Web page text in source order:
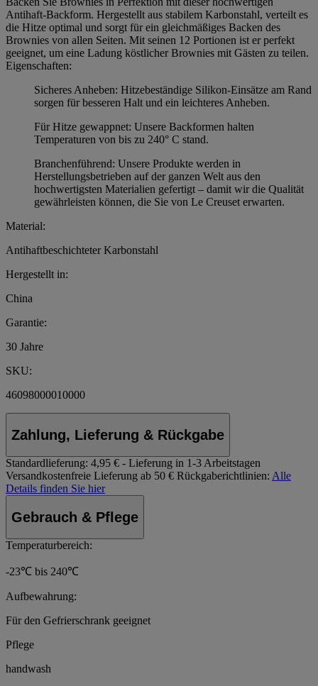
Antihaft-Backform. Hergestellt aus stabilem Karbonstahl, verteilt es
die Hitze optimal und sorgt für ein gleichmäßiges Backen des
Brownies von allen Seiten. Mit seinen 12 Portionen ist er perfekt
geeignet, um eine Ladung köstlicher Brownies mit Gästen zu teilen.
Eigenschaften:
Sicheres Anheben: Hitzebeständige Silikon-Einsätze am Rand
sorgen für besseren Halt und ein leichteres Anheben.
Für Hitze gewappnet: Unsere Backformen halten
Temperaturen von bis zu 240° C stand.
Branchenführend: Unsere Produkte werden in
Herstellungsbetrieben auf der ganzen Welt aus den
hochwertigsten Materialien gefertigt – damit wir die Qualität
gewährleisten können, die Sie von Le Creuset erwarten.
Material:
Antihaftbeschichteter Karbonstahl
Hergestellt in:
China
Garantie:
30 Jahre
SKU:
46098000010000
Zahlung, Lieferung & Rückgabe
Standardlieferung: 4,95 € - Lieferung in 1-3 Arbeitstagen
Versandkostenfreie Lieferung ab 50 € Rückgaberichtlinien: Alle
Details finden Sie hier
Gebrauch & Pflege
Temperaturbereich:
-23℃ bis 240℃
Aufbewahrung:
Für den Gefrierschrank geeignet
Pflege
handwash